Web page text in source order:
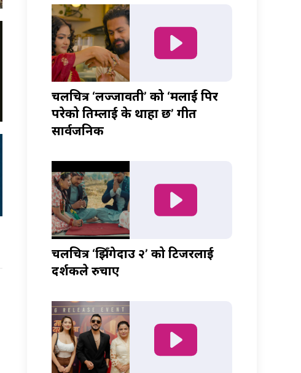
चलचित्र ‘लज्जावती’ को ‘मलाई पिर
परेको तिम्लाई के थाहा छ’ गीत
सार्वजनिक
चलचित्र ‘झिँगेदाउ २’ को टिजरलाई
दर्शकले रुचाए